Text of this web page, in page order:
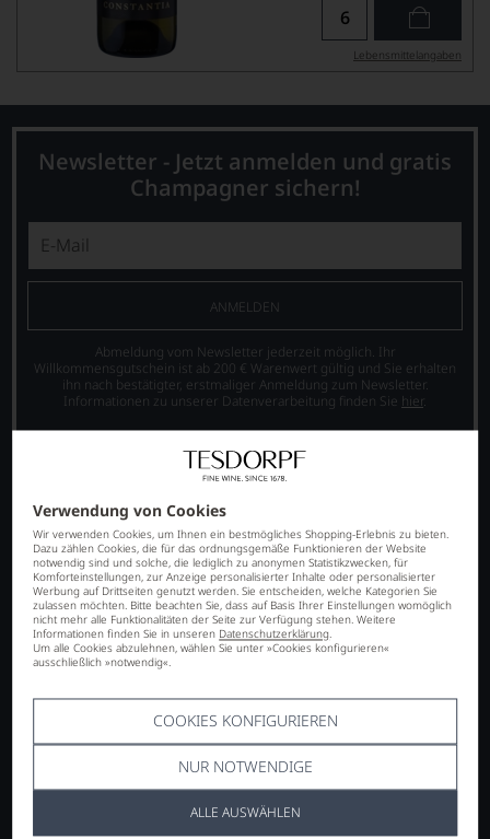
Verwendung von Cookies
Wir verwenden Cookies, um Ihnen ein bestmögliches Shopping-Erlebnis zu bieten.
Dazu zählen Cookies, die für das ordnungsgemäße Funktionieren der Website
notwendig sind und solche, die lediglich zu anonymen Statistikzwecken, für
Komforteinstellungen, zur Anzeige personalisierter Inhalte oder personalisierter
Werbung auf Drittseiten genutzt werden. Sie entscheiden, welche Kategorien Sie
zulassen möchten. Bitte beachten Sie, dass auf Basis Ihrer Einstellungen womöglich
nicht mehr alle Funktionalitäten der Seite zur Verfügung stehen. Weitere
Informationen finden Sie in unseren Datenschutzerklärung.
Um alle Cookies abzulehnen, wählen Sie unter »Cookies konfigurieren«
ausschließlich »notwendig«.
COOKIES KONFIGURIEREN
NUR NOTWENDIGE
ALLE AUSWÄHLEN
Lebensmittel­angaben
Newsletter - Jetzt anmelden und gratis
Champagner sichern!
ANMELDEN
Abmeldung vom Newsletter jederzeit möglich. Ihr
Willkommensgutschein ist ab 200 € Warenwert gültig und Sie erhalten
ihn nach bestätigter, erstmaliger Anmeldung zum Newsletter.
Informationen zu unserer Datenverarbeitung finden Sie hier.
SORTIMENT
Deutschland
Österreich
Spanien